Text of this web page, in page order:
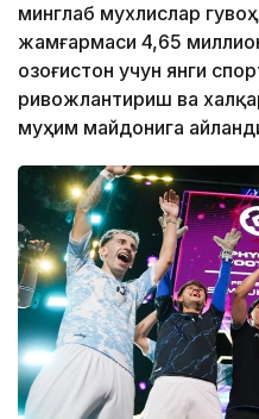
минглаб мухлислар
жамғармаси 4,65
Қозоғистон учун янги
ривожлантириш ва
муҳим майдонига